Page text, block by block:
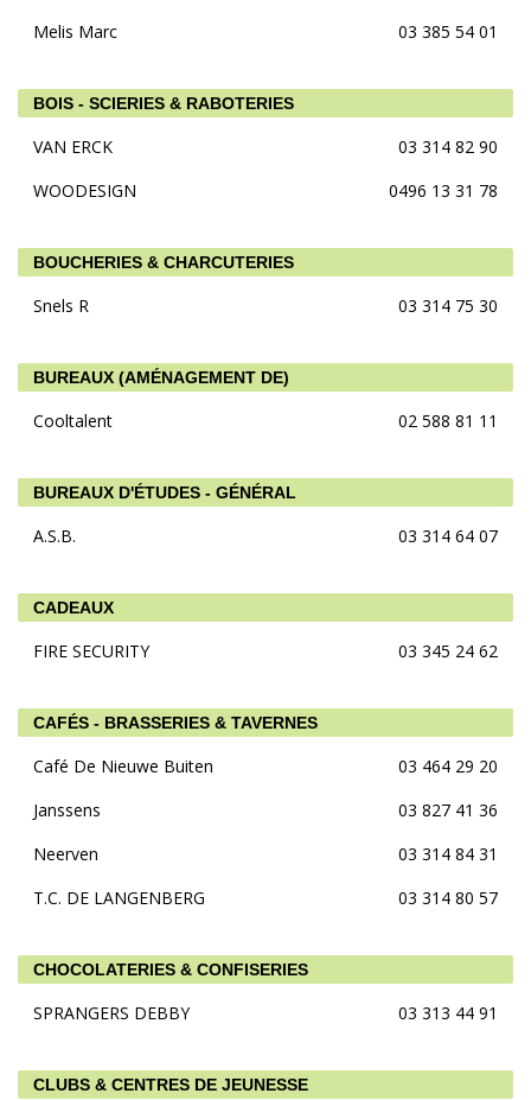
Melis Marc
03 385 54 01
BOIS - SCIERIES & RABOTERIES
VAN ERCK
03 314 82 90
WOODESIGN
0496 13 31 78
BOUCHERIES & CHARCUTERIES
Snels R 03 314 75 30
BUREAUX (AMÉNAGEMENT DE)
Cooltalent 02 588 81 11
BUREAUX D'ÉTUDES - GÉNÉRAL
A.S.B. 03 314 64 07
CADEAUX
FIRE SECURITY 03 345 24 62
CAFÉS - BRASSERIES & TAVERNES
Café De Nieuwe Buiten
03 464 29 20
Janssens
03 827 41 36
Neerven
03 314 84 31
T.C. DE LANGENBERG
03 314 80 57
CHOCOLATERIES & CONFISERIES
SPRANGERS DEBBY 03 313 44 91
CLUBS & CENTRES DE JEUNESSE